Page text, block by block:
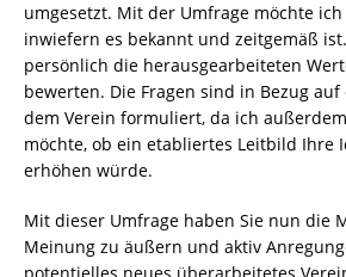
umgesetzt. Mit der Umfrage möchte
inwiefern es bekannt und zeitgemäß
persönlich die herausgearbeiteten
bewerten. Die Fragen sind in Bezug
dem Verein formuliert, da ich
möchte, ob ein etabliertes Leitbild Ihre
erhöhen würde.
Mit dieser Umfrage haben Sie nun die
Meinung zu äußern und aktiv